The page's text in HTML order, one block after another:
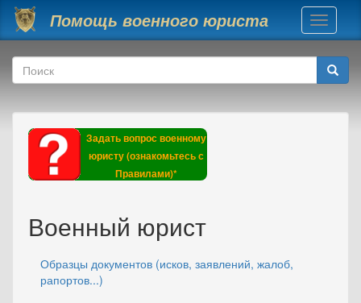
Перейти к основному содержанию
Помощь военного юриста
Toggle
Форма поиска
Поиск
Задать вопрос военному
юристу (ознакомьтесь с
Правилами)*
Военный юрист
Образцы документов (исков, заявлений, жалоб,
рапортов...)